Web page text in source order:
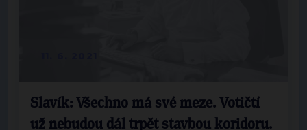
Slavík: Všechno má své meze. Votičtí
už nebudou dál trpět stavbou koridoru.